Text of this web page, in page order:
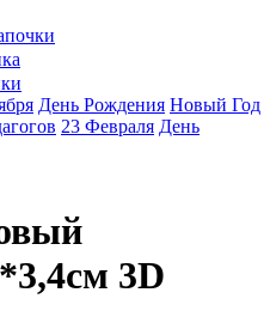
День Рождения Новый Год
23 Февраля День
3D